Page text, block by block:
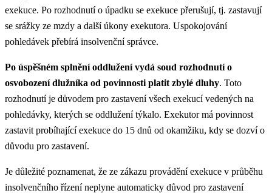
exekuce. Po rozhodnutí o úpadku se exekuce přerušují, tj. zastavují
se srážky ze mzdy a další úkony exekutora. Uspokojování
pohledávek přebírá insolvenční správce.
Po úspěšném splnění oddlužení vydá soud rozhodnutí o
osvobození dlužníka od povinnosti platit zbylé dluhy. Toto
rozhodnutí je důvodem pro zastavení všech exekucí vedených na
pohledávky, kterých se oddlužení týkalo. Exekutor má povinnost
zastavit probíhající exekuce do 15 dnů od okamžiku, kdy se dozví o
důvodu pro zastavení.
Je důležité poznamenat, že ze zákazu provádění exekuce v průběhu
insolvenčního řízení neplyne automaticky důvod pro zastavení